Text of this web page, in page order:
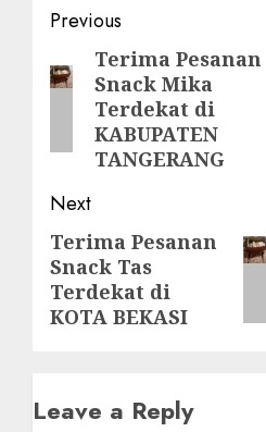
Post
navigation
Previous
Previous
post:
Terima Pesanan
Snack Mika
Terdekat di
KABUPATEN
TANGERANG
Next
Next
post:
Terima Pesanan
Snack Tas
Terdekat di
KOTA BEKASI
Leave a Reply